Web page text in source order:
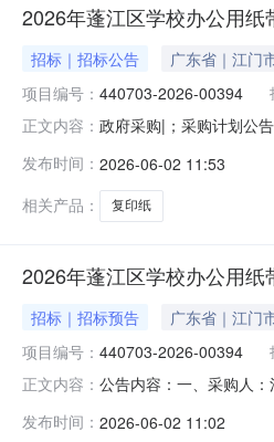
2026年蓬江区学校办公用纸
招标｜招标公告 广东省｜江门
项目编号： 440703-2026-00394
正文内容： 政府采购|；采购计划公
案日期2026-06-
发布时间： 2026-06-02 11:53
相关产品：
复印纸
2026年蓬江区学校办公用纸
招标｜招标预告 广东省｜江门
项目编号： 440703-2026-00394
正文内容： 公告内容：一、采购人
蔼小学发布时间：2026-
发布时间： 2026-06-02 11:02